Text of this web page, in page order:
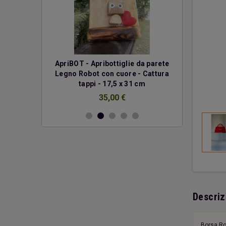
ApriBOT - Apribottiglie da parete
Legno Robot con cuore - Cattura
tappi - 17,5 x 31 cm
35,00 €